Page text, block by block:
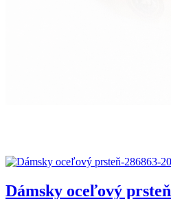
Dámsky oceľový prsteň